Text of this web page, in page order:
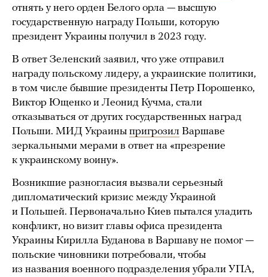
отнять у него орден Белого орла — высшую
государственную награду Польши, которую
президент Украины получил в 2023 году.
В ответ Зеленский заявил, что уже отправил
награду польскому лидеру, а украинские политики,
в том числе бывшие президенты Петр Порошенко,
Виктор Ющенко и Леонид Кучма, стали
отказываться от других государственных наград
Польши. МИД Украины пригрозил Варшаве
зеркальными мерами в ответ на «презрение
к украинскому воину».
Возникшие разногласия вызвали серьезный
дипломатический кризис между Украиной
и Польшей. Первоначально Киев пытался уладить
конфликт, но визит главы офиса президента
Украины Кирилла Буданова в Варшаву не помог —
польские чиновники потребовали, чтобы
из названия военного подразделения убрали УПА,